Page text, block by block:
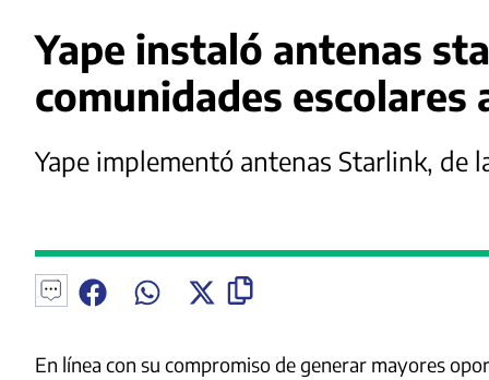
Yape instaló antenas
comunidades escolares
Yape implementó antenas Starlink, de
En línea con su compromiso de generar mayores